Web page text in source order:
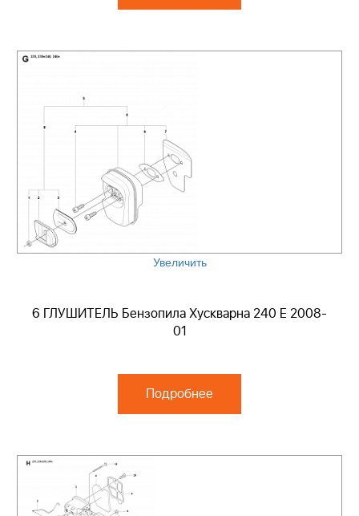
Увеличить
6 ГЛУШИТЕЛЬ Бензопила Хускварна 240 E 2008-
01
Подробнее